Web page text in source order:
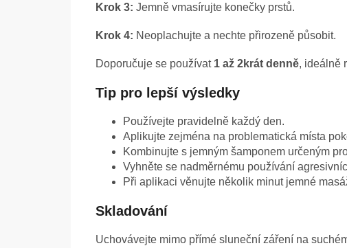
Krok 3: Jemně vmasírujte konečky prstů.
Krok 4: Neoplachujte a nechte přirozeně působit.
Doporučuje se používat 1 až 2krát denně, ideálně
Tip pro lepší výsledky
Používejte pravidelně každý den.
Aplikujte zejména na problematická místa
Kombinujte s jemným šamponem určeným
Vyhněte se nadměrnému používání
Při aplikaci věnujte několik minut jemné
Skladování
Uchovávejte mimo přímé sluneční záření na